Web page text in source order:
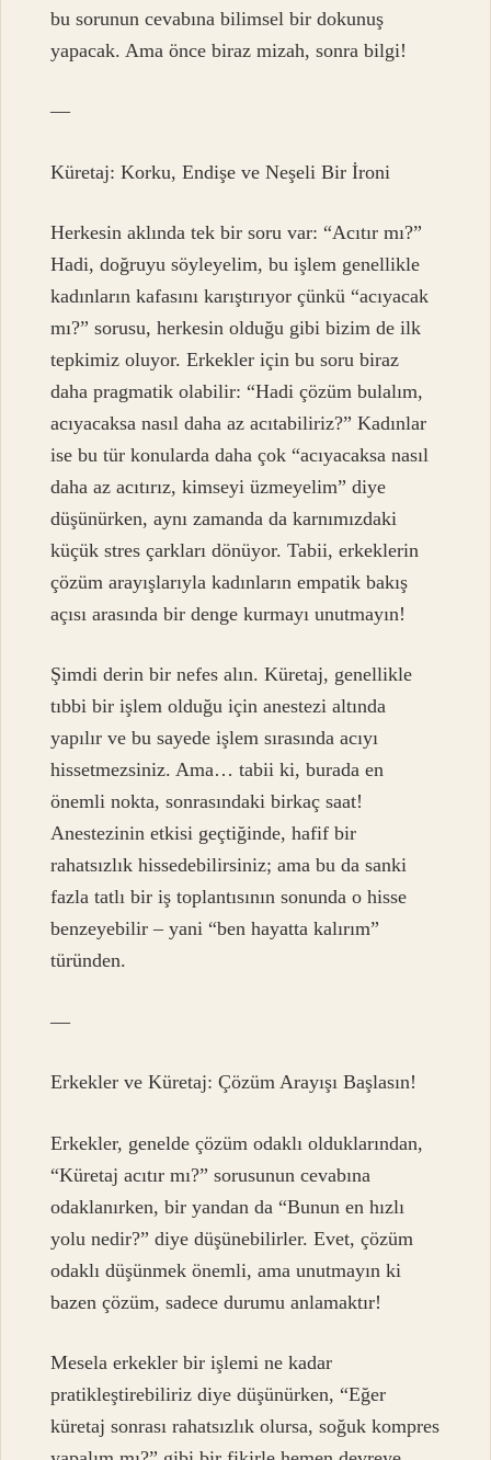
bu sorunun cevabına bilimsel bir dokunuş
yapacak. Ama önce biraz mizah, sonra bilgi!
—
Küretaj: Korku, Endişe ve Neşeli Bir İroni
Herkesin aklında tek bir soru var: “Acıtır mı?”
Hadi, doğruyu söyleyelim, bu işlem genellikle
kadınların kafasını karıştırıyor çünkü “acıyacak
mı?” sorusu, herkesin olduğu gibi bizim de ilk
tepkimiz oluyor. Erkekler için bu soru biraz
daha pragmatik olabilir: “Hadi çözüm bulalım,
acıyacaksa nasıl daha az acıtabiliriz?” Kadınlar
ise bu tür konularda daha çok “acıyacaksa nasıl
daha az acıtırız, kimseyi üzmeyelim” diye
düşünürken, aynı zamanda da karnımızdaki
küçük stres çarkları dönüyor. Tabii, erkeklerin
çözüm arayışlarıyla kadınların empatik bakış
açısı arasında bir denge kurmayı unutmayın!
Şimdi derin bir nefes alın. Küretaj, genellikle
tıbbi bir işlem olduğu için anestezi altında
yapılır ve bu sayede işlem sırasında acıyı
hissetmezsiniz. Ama… tabii ki, burada en
önemli nokta, sonrasındaki birkaç saat!
Anestezinin etkisi geçtiğinde, hafif bir
rahatsızlık hissedebilirsiniz; ama bu da sanki
fazla tatlı bir iş toplantısının sonunda o hisse
benzeyebilir – yani “ben hayatta kalırım”
türünden.
—
Erkekler ve Küretaj: Çözüm Arayışı Başlasın!
Erkekler, genelde çözüm odaklı olduklarından,
“Küretaj acıtır mı?” sorusunun cevabına
odaklanırken, bir yandan da “Bunun en hızlı
yolu nedir?” diye düşünebilirler. Evet, çözüm
odaklı düşünmek önemli, ama unutmayın ki
bazen çözüm, sadece durumu anlamaktır!
Mesela erkekler bir işlemi ne kadar
pratikleştirebiliriz diye düşünürken, “Eğer
küretaj sonrası rahatsızlık olursa, soğuk kompres